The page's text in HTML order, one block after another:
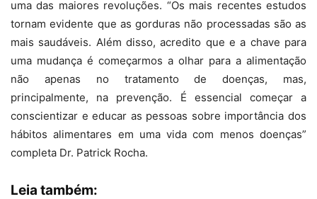
uma das maiores revoluções. “Os mais recentes estudos
tornam evidente que as gorduras não processadas são as
mais saudáveis. Além disso, acredito que e a chave para
uma mudança é começarmos a olhar para a alimentação
não apenas no tratamento de doenças, mas,
principalmente, na prevenção. É essencial começar a
conscientizar e educar as pessoas sobre importância dos
hábitos alimentares em uma vida com menos doenças”
completa Dr. Patrick Rocha.
Leia também: